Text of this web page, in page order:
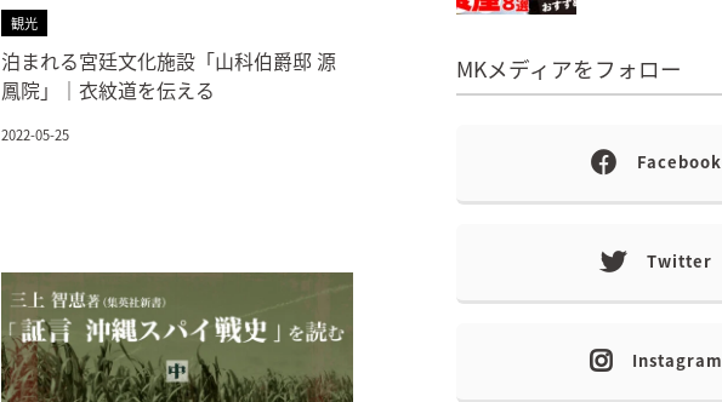
観光
泊まれる宮廷文化施設「山科伯爵邸 源
鳳院」｜衣紋道を伝える
2022-05-25
MKメディアをフォロー
Facebook
Twitter
Instagram